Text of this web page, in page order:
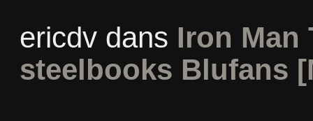
ericdvdans Iron Man
steelbooks Blufans